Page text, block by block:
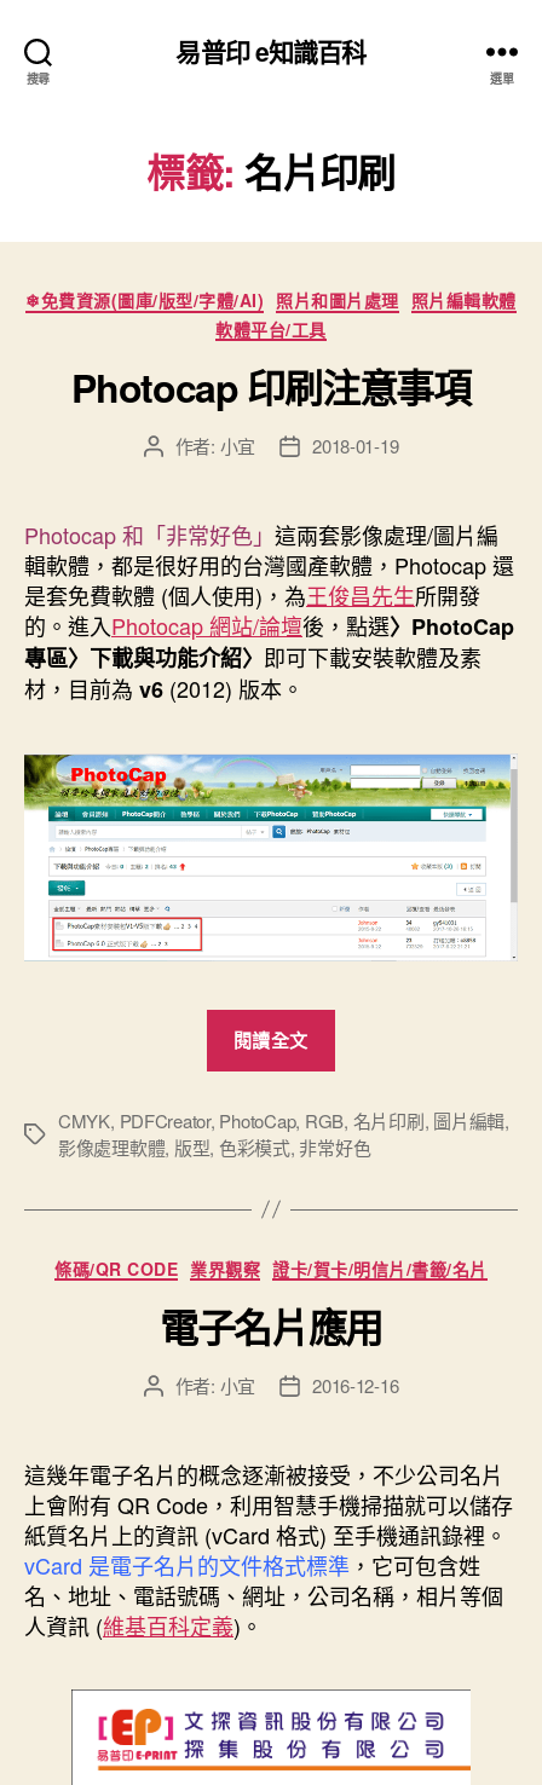
搜尋
易普印 e知識百科
選單
標籤: 名片印刷
分
類
❄免費資源(圖庫/版型/字體/AI) 照片和圖片處理 照片編輯軟體
軟體平台/工具
Photocap 印刷注意事項
文
者
作者: 小宜
文
佈
日
期
2018-01-19
Photocap 和「非常好色」 這兩套影像處理/圖片編
輯軟體，都是很好用的台灣國產軟體，Photocap 還
是套免費軟體 (個人使用)，為王俊昌先生所開發
的。進入Photocap 網站/論壇後，點選〉PhotoCap
專區〉下載與功能介紹〉 即可下載安裝軟體及素
材，目前為 v6 (2012) 版本。
閱讀全文
注
意
項”
標
CMYK, PDFCreator, PhotoCap, RGB, 名片印刷, 圖片編輯,
影像處理軟體, 版型, 色彩模式, 非常好色
分
類
條碼/QR CODE 業界觀察 證卡/賀卡/明信片/書籤/名片
電子名片應用
文
者
作者: 小宜
文
佈
日
期
2016-12-16
這幾年電子名片的概念逐漸被接受，不少公司名片
上會附有 QR Code，利用智慧手機掃描就可以儲存
紙質名片上的資訊 (vCard 格式) 至手機通訊錄裡。
vCard 是電子名片的文件格式標準 ，它可包含姓
名、地址、電話號碼、網址，公司名稱，相片等個
人資訊 (維基百科定義)。